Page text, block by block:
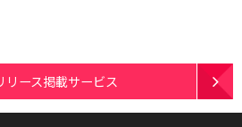
リース掲載サービス